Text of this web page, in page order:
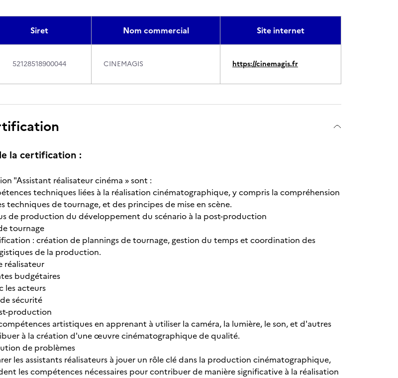
Siret Nom commercial Site internet
52128518900044 CINEMAGIS https://cinemagis.fr
la certification :
"Assistant réalisateur cinéma » sont :
techniques liées à la réalisation cinématographique, y compris la compréhension
techniques de tournage, et des principes de mise en scène.
de production du développement du scénario à la post-production
tournage
: création de plannings de tournage, gestion du temps et coordination des
de la production.
réalisateur
budgétaires
les acteurs
sécurité
production
artistiques en apprenant à utiliser la caméra, la lumière, le son, et d'autres
à la création d'une œuvre cinématographique de qualité.
de problèmes
les assistants réalisateurs à jouer un rôle clé dans la production cinématographique,
les compétences nécessaires pour contribuer de manière significative à la réalisation